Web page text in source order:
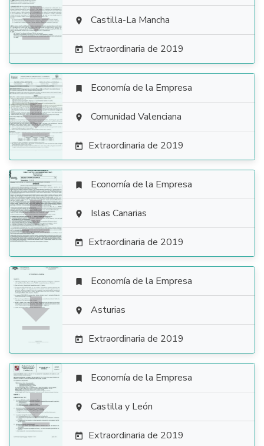
  Castilla-La Mancha
 Extraordinaria de 2019

 Economía de la Empresa
 Comunidad Valenciana
 Extraordinaria de 2019

 Economía de la Empresa
 Islas Canarias
 Extraordinaria de 2019

 Economía de la Empresa
 Asturias
 Extraordinaria de 2019

 Economía de la Empresa
 Castilla y León
 Extraordinaria de 2019